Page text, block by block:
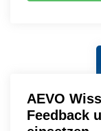
AEVO
Feedback